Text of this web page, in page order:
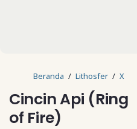
Beranda Lithosfer X
Cincin Api (Ring
of Fire)